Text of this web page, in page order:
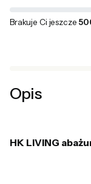
Brakuje Ci jeszcze
Opis
HK LIVING